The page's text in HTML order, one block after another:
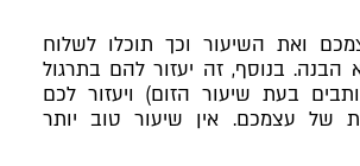
ואת השיעור וכך תוכלו לשלוח
הבנה. בנוסף, זה יעזור להם בתרגול
בעת שיעור הזום) ויעזור לכם
של עצמכם. אין שיעור טוב יותר